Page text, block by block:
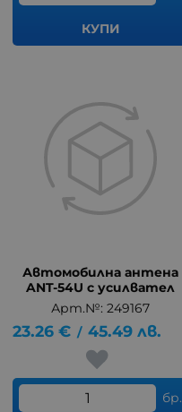
КУПИ
Автомобилна антена
ANT-54U с усилвател
Арт.№: 249167
23.26 € / 45.49 лв.
бр.